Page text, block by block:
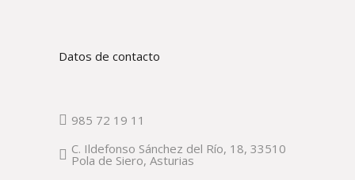
Datos de contacto
985 72 19 11
C. Ildefonso Sánchez del Río, 18, 33510
Pola de Siero, Asturias